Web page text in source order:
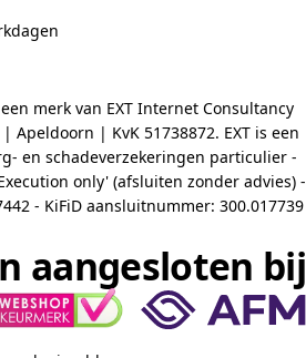
merk van EXT Internet Consultancy
Apeldoorn | KvK 51738872. EXT is een
en schadeverzekeringen particulier -
only' (afsluiten zonder advies) -
- KiFiD aansluitnummer: 300.017739
aangesloten bij